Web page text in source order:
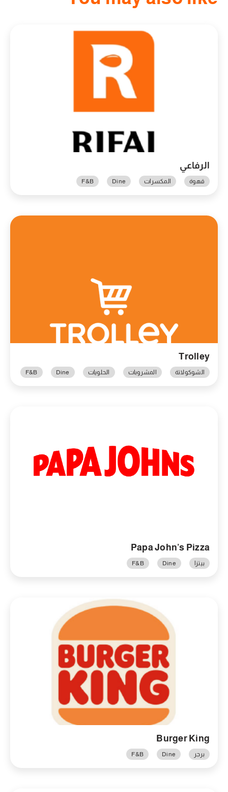
الرفاعي
قهوة المكسرات Dine
F&B
Trolley
الشوكولاتة المشروبات الحلويات Dine
F&B
Papa John’s Pizza
بيتزا Dine
F&B
Burger King
برجر Dine
F&B